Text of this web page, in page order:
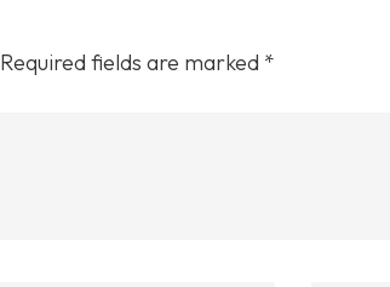
Required fields are marked *